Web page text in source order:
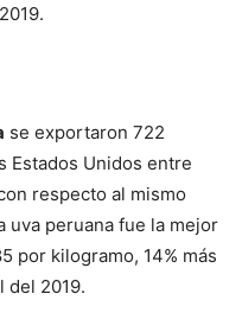
se exportaron 722
Estados Unidos entre
respecto al mismo
uva peruana fue la mejor
por kilogramo, 14% más
del 2019.